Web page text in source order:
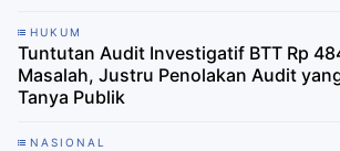
HUKUM
Tuntutan Audit Investigatif BTT Rp
Masalah, Justru Penolakan Audit
Tanya Publik
NASIONAL